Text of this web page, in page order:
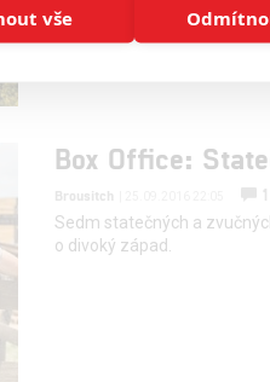
Box Office:
Brousitch
1
Sedm statečných a
o divoký západ.
vše